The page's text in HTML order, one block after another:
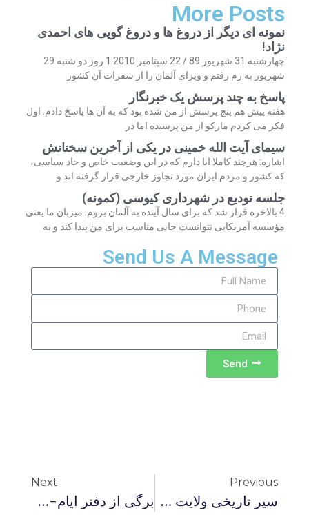
More Posts
نمونه ای دیگر از دروغ ها و دروغ گویی های احمدی
نژاد!
چهارشنبه 31 شهریور 89 / 22 سپتامبر 2010 1 روز دو شنبه 29
شهریور به رم رفتم و ویزای آلمان را از سفرات آن کشور
پاسخ به چند پرسش یک خبرنگار
هفته پیش هم پنج پرسش از من شده بود که به آن ها پاسخ دادم. اول
فکر می کردم مارکو از من پرسیده اما در
سیمای آیت الله خمینی در یکی از آخرین سخنانش
اشاره: هرچند کاملا ابا دارم که در این وضعیت خاص و حاد سیاسی،
که کشور و مردم ایران مورد تجاوز خارجی قرار گرفته اند و
جلسه تودیع در شهرداری کیوسی (کمونه)
4 بالاخره قرار شد که برای سال آینده به آلمان بروم. میزبان ما یعنی
مؤسسه آمریکایی نتوانست جایی مناسب برای من پیدا کند و به
Send Us A Message
Send
Previous
سیر تاریخی ولایت فقیه
Next
برگی از دفتر ایام-سیزده بدری دیگر